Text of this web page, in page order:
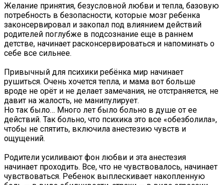
Желание принятия, безусловной любви и тепла, базовую
потребность в безопасности, которые мозг ребенка
законсервировал и закопал под влиянием действий
родителей поглубже в подсознание еще в раннем
детстве, начинает расконсервироваться и напоминать о
себе все сильнее.
Привычный для психики ребёнка мир начинает
рушиться. Очень хочется тепла, и мама вот больше
вроде не орёт и не делает замечания, не отстраняется, не
давит на жалость, не манипулирует.
Но так было… Много лет было больно в душе от ее
действий. Так больно, что психика это все «обезболила»,
чтобы не спятить, включила анестезию чувств и
ощущений.
Родители усиливают фон любви и эта анестезия
начинает проходить. Все, что не чувствовалось, начинает
чувствоваться. Ребенок выплескивает накопленную